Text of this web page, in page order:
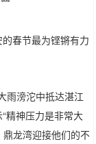
春节最为铿锵有力
雨滂沱中抵达湛江
精神压力是非常大
鼎龙湾迎接他们的不